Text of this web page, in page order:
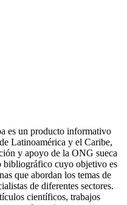
es un producto informativo
Latinoamérica y el Caribe,
y apoyo de la ONG sueca
bibliográfico cuyo objetivo es
que abordan los temas de
de diferentes sectores.
científicos, trabajos